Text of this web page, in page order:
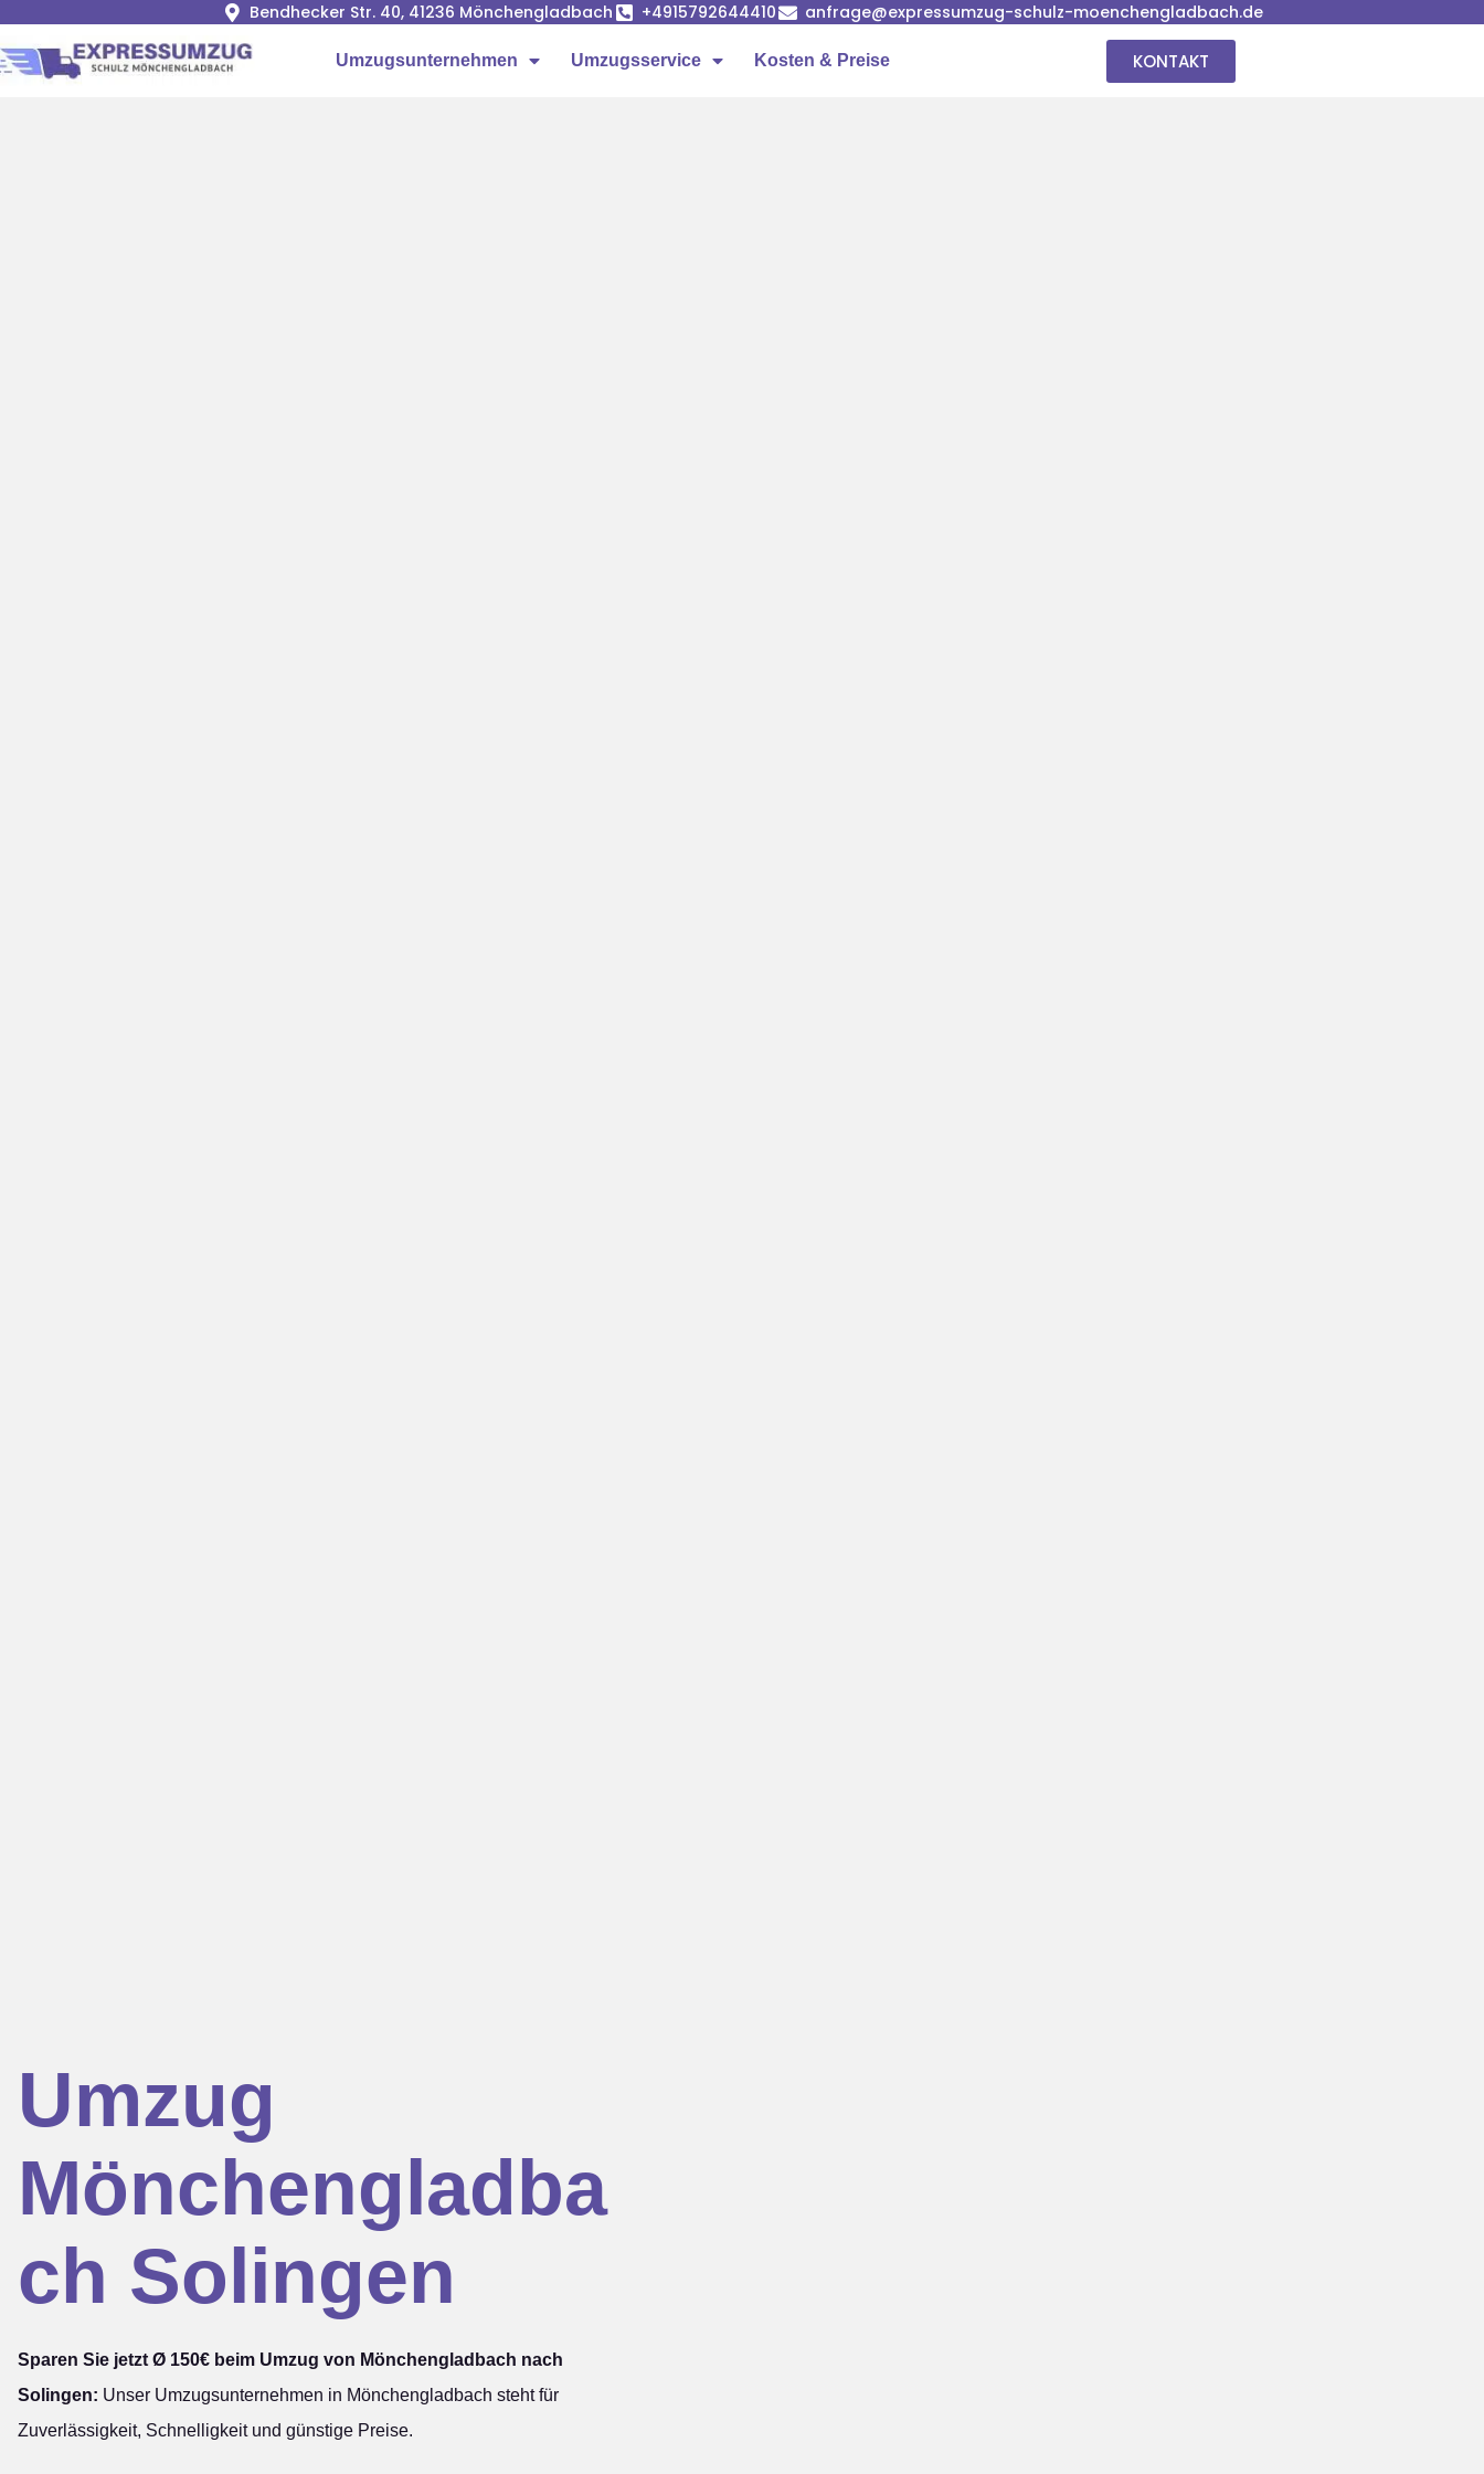
Bendhecker Str. 40, 41236 Mönchengladbach +4915792644410 anfrage@expressumzug-schulz-moenchengladbach.de
Umzugsunternehmen Umzugsservice Kosten & Preise KONTAKT
Umzug
Mönchengladba
ch Solingen
Sparen Sie jetzt Ø 150€ beim Umzug von Mönchengladbach nach
Solingen: Unser Umzugsunternehmen in Mönchengladbach steht für
Zuverlässigkeit, Schnelligkeit und günstige Preise.